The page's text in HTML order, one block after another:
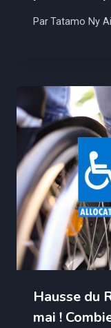
ParTatamo Ny
Hausse du
mai !